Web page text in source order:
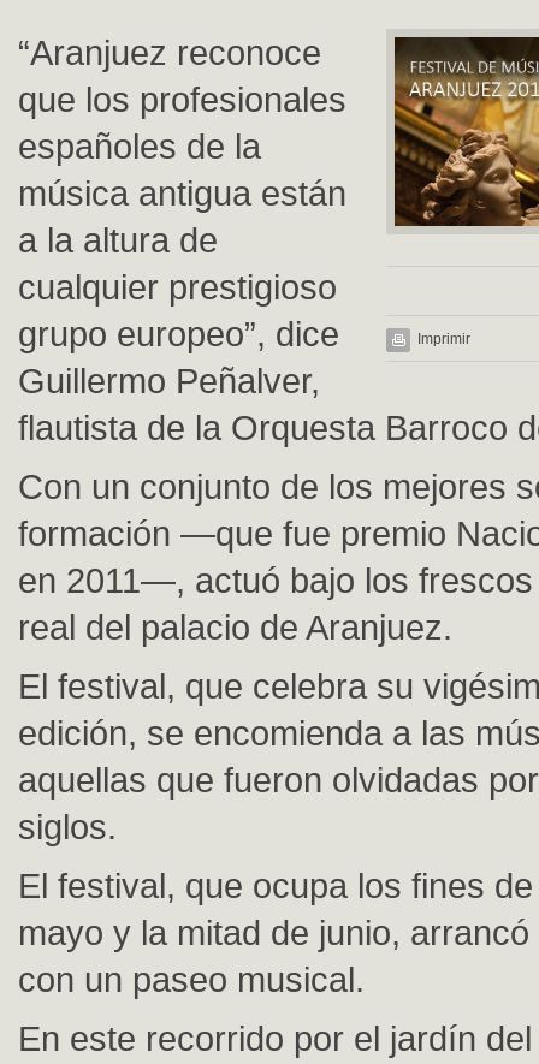
Imprimir
“Aranjuez reconoce
que los profesionales
españoles de la
música antigua están
a la altura de
cualquier prestigioso
grupo europeo”, dice
Guillermo Peñalver,
flautista de la Orquesta Barroco
Con un conjunto de los mejores
formación —que fue premio
en 2011—, actuó bajo los
real del palacio de Aranjuez.
El festival, que celebra su
edición, se encomienda a las
aquellas que fueron olvidadas
siglos.
El festival, que ocupa los fines
mayo y la mitad de junio,
con un paseo musical.
En este recorrido por el jardín